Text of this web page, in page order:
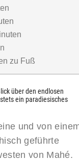
zu Fuß
über den endlosen
ein paradiesisches
und von
geführte
von Mahé.